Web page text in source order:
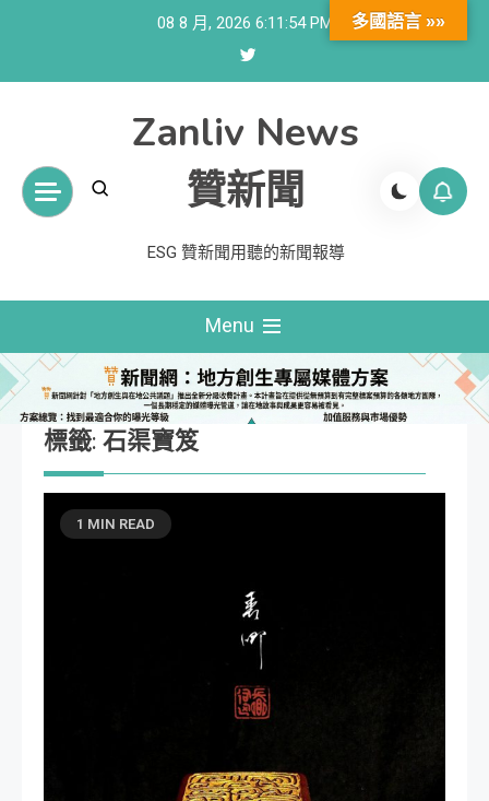
08 8 月, 2026 6:11:55 PM
Zanliv News
贊新聞
ESG 贊新聞用聽的新聞報導
Menu
標籤: 石渠寶笈
1 MIN READ
多國語言 »»